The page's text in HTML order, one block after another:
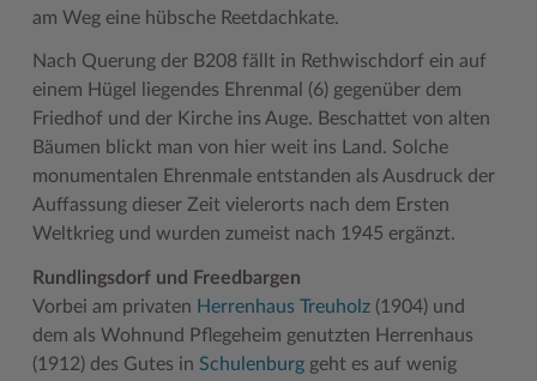
am Weg eine hübsche Reetdachkate.
Nach Querung der B208 fällt in Rethwischdorf ein auf
einem Hügel liegendes Ehrenmal (6) gegenüber dem
Friedhof und der Kirche ins Auge. Beschattet von alten
Bäumen blickt man von hier weit ins Land. Solche
monumentalen Ehrenmale entstanden als Ausdruck der
Auffassung dieser Zeit vielerorts nach dem Ersten
Weltkrieg und wurden zumeist nach 1945 ergänzt.
Rundlingsdorf und Freedbargen
Vorbei am privaten Herrenhaus Treuholz(1904) und
dem als Wohnund Pflegeheim genutzten Herrenhaus
(1912) des Gutes in Schulenburggeht es auf wenig